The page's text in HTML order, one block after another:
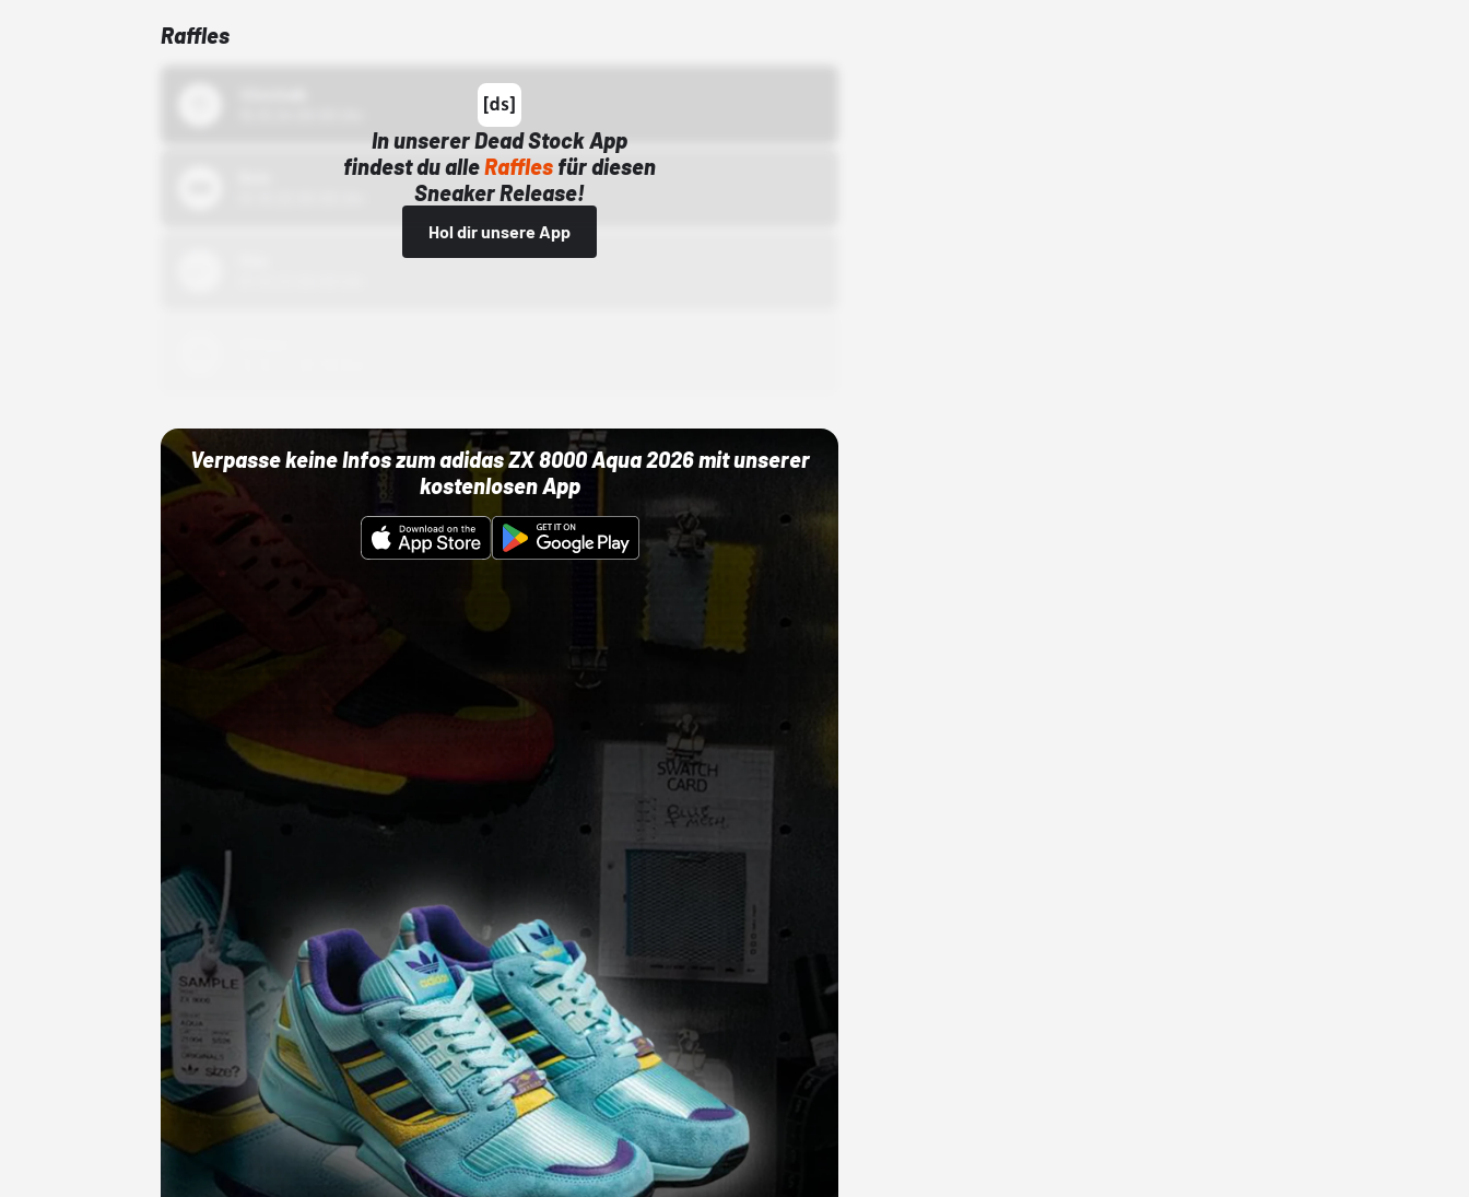
Raffles
In unserer Dead Stock App
findest du alleRaffles für diesen
Sneaker Release!
Hol dir unsere App
Verpasse keine Infos zum adidas ZX 8000 Aqua 2026 mit unserer
kostenlosen App